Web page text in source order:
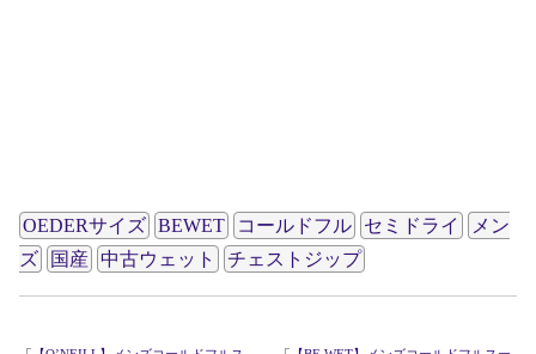
OEDERサイズ BEWET コールドフル セミドライ
メン
ズ
国産 中古ウェット チェストジップ